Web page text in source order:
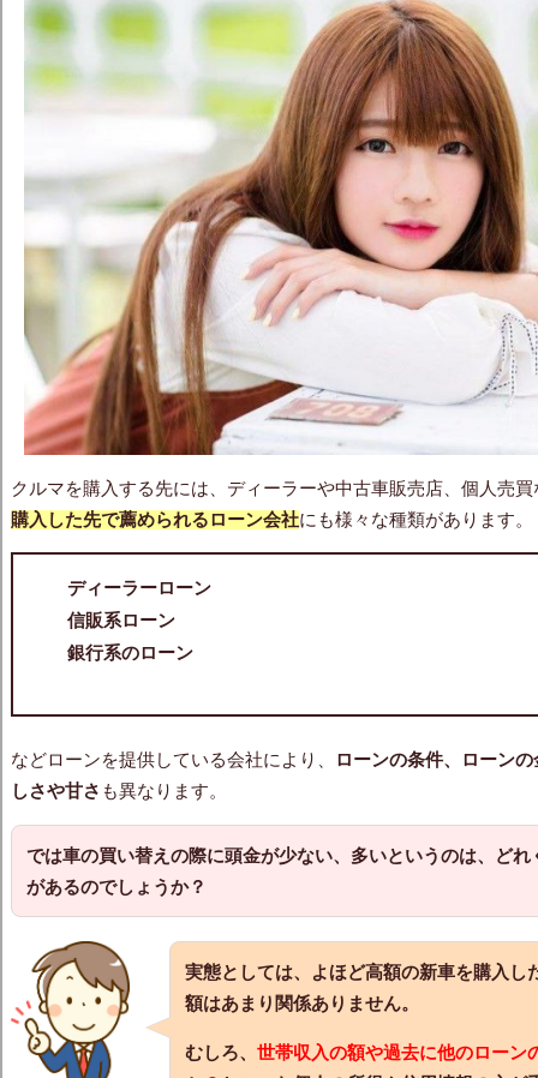
クルマを購入する先には、ディーラーや中古車販売店、個人売
購入した先で薦められるローン会社にも様々な種類があります。
ディーラーローン
信販系ローン
銀行系のローン
などローンを提供している会社により、
ローンの条件、ローン
しさや甘さ も異なります。
では車の買い替えの際に頭金が少ない、多いというのは、どれ
があるのでしょうか？
実態としては、よほど高額の新車を購入し
額はあまり関係ありません。
むしろ、世帯収入の額や過去に他のローン